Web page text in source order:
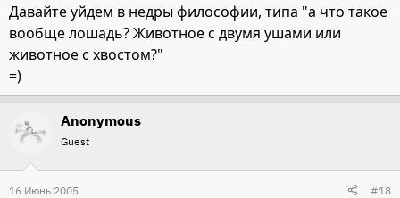
Давайте уйдем в недры философии, типа "а что такое
вообще лошадь? Животное с двумя ушами или
животное с хвостом?"
=)
Anonymous
Guest
16 Июнь 2005 #18